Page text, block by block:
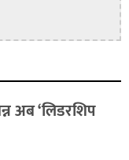
अब ‘लिडरशिप